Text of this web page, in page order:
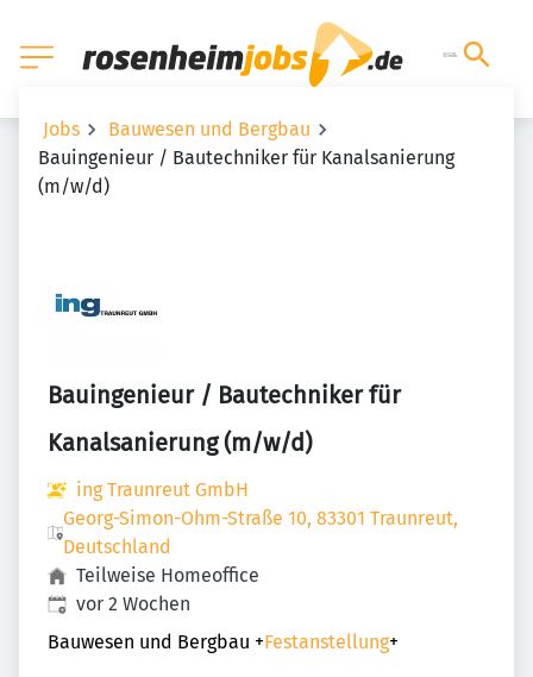
Jobs
Bauwesen und Bergbau
Bauingenieur / Bautechniker für Kanalsanierung
(m/w/d)
Bauingenieur / Bautechniker für
Kanalsanierung (m/w/d)
ing Traunreut GmbH
Georg-Simon-Ohm-Straße 10, 83301 Traunreut,
Deutschland
Teilweise Homeoffice
Veröffentlicht:
vor 2 Wochen
Bauwesen und Bergbau +Festanstellung+